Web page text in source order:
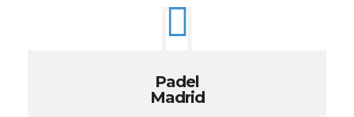
Padel
Madrid